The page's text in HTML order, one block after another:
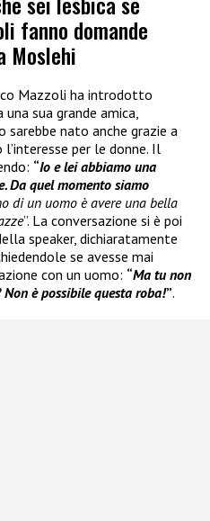
fanno domande
Moslehi
Mazzoli ha introdotto
sua grande amica,
nato anche grazie a
per le donne. Il
“Io e lei abbiamo una
Da quel momento siamo
di un uomo è avere una bella
”. La conversazione si è poi
speaker, dichiaratamente
se avesse mai
con un uomo: “Ma tu non
è possibile questa roba!”.